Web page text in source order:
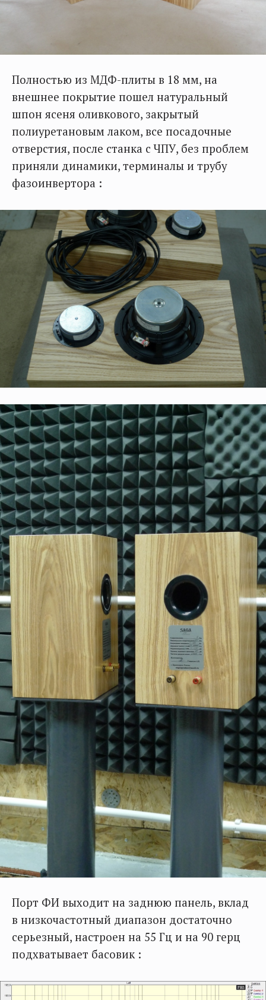
Полностью из МДФ-плиты в 18 мм, на
внешнее покрытие пошел натуральный
шпон ясеня оливкового, закрытый
полиуретановым лаком, все посадочные
отверстия, после станка с ЧПУ, без проблем
приняли динамики, терминалы и трубу
фазоинвертора :
Порт ФИ выходит на заднюю панель, вклад
в низкочастотный диапазон достаточно
серьезный, настроен на 55 Гц и на 90 герц
подхватывает басовик :